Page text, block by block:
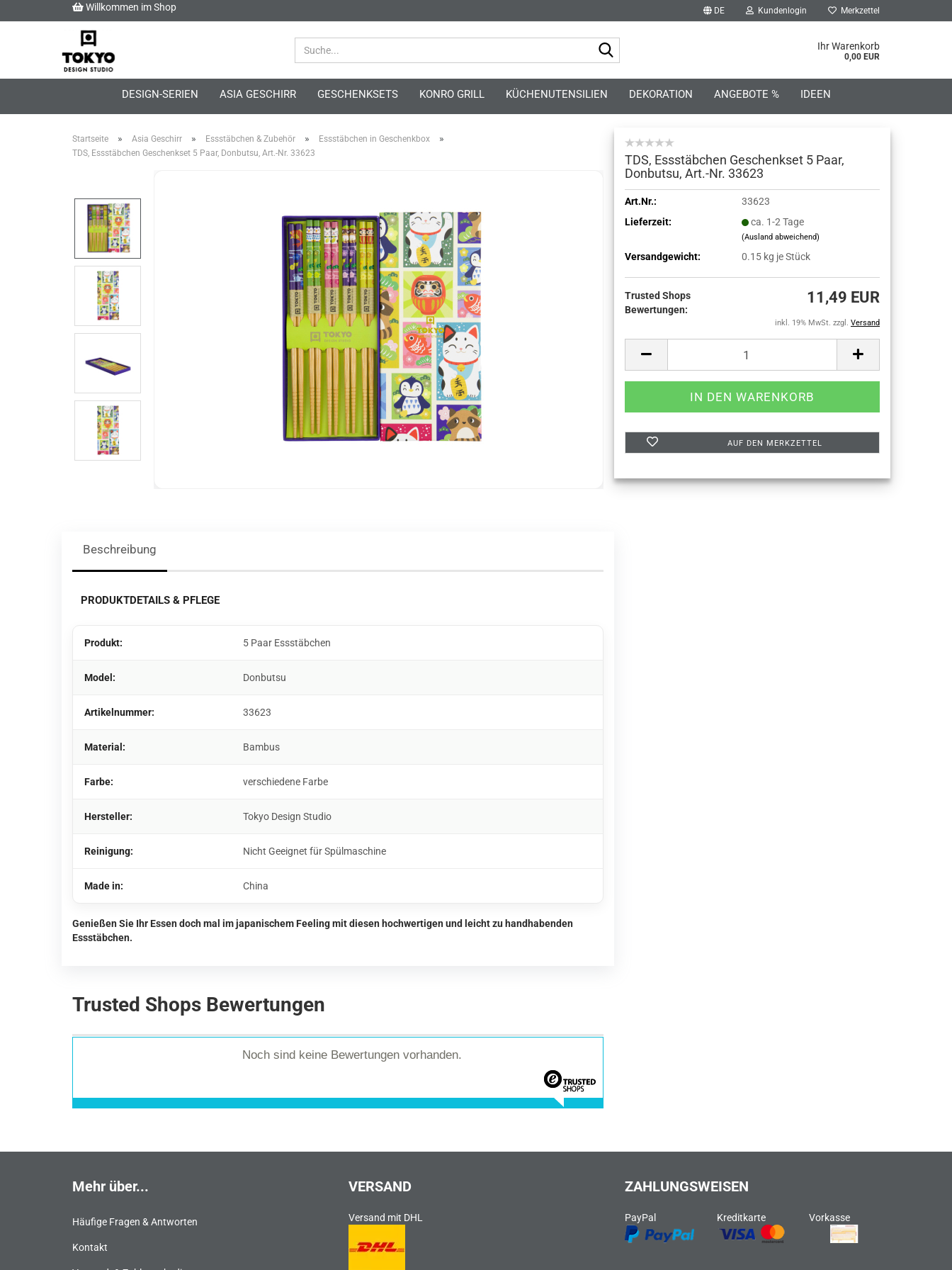
Willkommen im Shop DE Kundenlogin
Konto erstellen
Passwort vergessen?
Merkzettel
Ihr Warenkorb
0,00 EUR
DESIGN-SERIEN ASIA GESCHIRR GESCHENKSETS KONRO GRILL KÜCHENUTENSILIEN DEKORATION ANGEBOTE % IDEEN
Startseite » Asia Geschirr » Essstäbchen & Zubehör » Essstäbchen in Geschenkbox »
TDS, Essstäbchen Geschenkset 5 Paar, Donbutsu, Art.-Nr. 33623
TDS, Essstäbchen Geschenkset 5 Paar,
Donbutsu, Art.-Nr. 33623
Art.Nr.:
33623
Lieferzeit:
ca. 1-2 Tage
(Ausland abweichend)
Versandgewicht: 0.15 kg je Stück
Trusted Shops
Bewertungen:
11,49 EUR
inkl. 19% MwSt. zzgl. Versand
AUF DEN MERKZETTEL
Beschreibung
PRODUKTDETAILS & PFLEGE
Produkt: 5 Paar Essstäbchen
Model: Donbutsu
Artikelnummer: 33623
Material: Bambus
Farbe: verschiedene Farbe
Hersteller: Tokyo Design Studio
Reinigung: Nicht Geeignet für Spülmaschine
Made in: China
Genießen Sie Ihr Essen doch mal im japanischem Feeling mit diesen hochwertigen und leicht zu handhabenden
Essstäbchen.
Trusted Shops Bewertungen
Noch sind keine Bewertungen vorhanden.
Mehr über...
Häufige Fragen & Antworten
Kontakt
VERSAND
Versand mit DHL
ZAHLUNGSWEISEN
PayPal Kreditkarte Vorkasse